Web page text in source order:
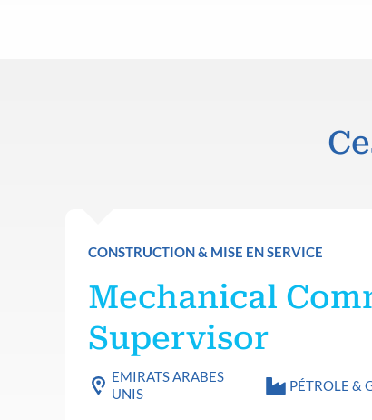
CONSTRUCTION & MISE EN SERVICE
Mechanical
Supervisor
EMIRATS ARABES
UNIS
PÉTROLE &